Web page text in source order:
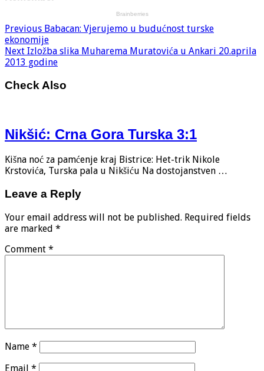
Previous Babacan: Vjerujemo u budućnost turske
ekonomije
Next Izložba slika Muharema Muratovića u Ankari 20.aprila
2013 godine
Check Also
Nikšić: Crna Gora Turska 3:1
Kišna noć za pamćenje kraj Bistrice: Het-trik Nikole
Krstovića, Turska pala u Nikšiću Na dostojanstven …
Leave a Reply
Your email address will not be published. Required fields
are marked *
Comment *
Name *
Email *